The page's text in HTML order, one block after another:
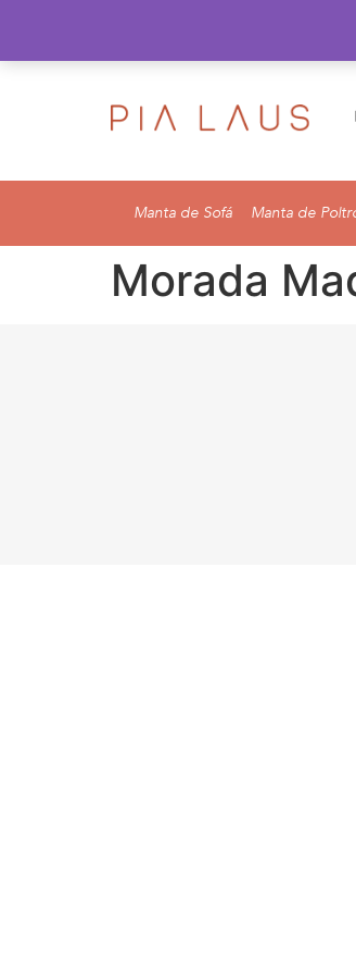
Manta de Sofá Manta de
Morada